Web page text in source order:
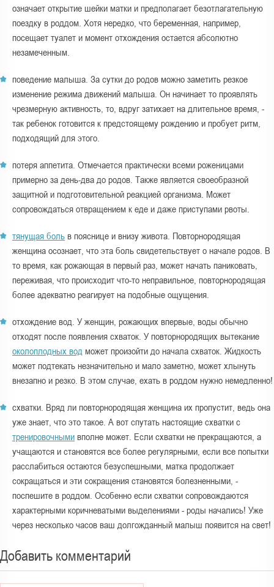
означает открытие шейки матки и предполагает безотлагательную
поездку в роддом. Хотя нередко, что беременная, например,
посещает туалет и момент отхождения остается абсолютно
незамеченным.
поведение малыша. За сутки до родов можно заметить резкое
изменение режима движений малыша. Он начинает то проявлять
чрезмерную активность, то, вдруг затихает на длительное время, -
так ребенок готовится к предстоящему рождению и пробует ритм,
подходящий для этого.
потеря аппетита. Отмечается практически всеми роженицами
примерно за день-два до родов. Также является своеобразной
защитной и подготовительной реакцией организма. Может
сопровождаться отвращением к еде и даже приступами рвоты.
тянущая боль в пояснице и внизу живота. Повторнородящая
женщина осознает, что эта боль свидетельствует о начале родов. В
то время, как рожающая в первый раз, может начать паниковать,
переживая, что происходит что-то неправильное, повторнородящая
более адекватно реагирует на подобные ощущения.
отхождение вод. У женщин, рожающих впервые, воды обычно
отходят после появления схваток. У повторнородящих вытекание
околоплодных вод может произойти до начала схваток. Жидкость
может подтекать незначительно и мало заметно, может хлынуть
внезапно и резко. В этом случае, ехать в роддом нужно немедленно!
схватки. Вряд ли повторнородящая женщина их пропустит, ведь она
уже знает, что это такое. А вот спутать настоящие схватки с
тренировочными вполне может. Если схватки не прекращаются, а
учащаются и становятся все более регулярными, если все попытки
расслабиться остаются безуспешными, матка продолжает
сокращаться и эти сокращения становятся болезненными, -
поспешите в роддом. Особенно если схватки сопровождаются
характерными коричневатыми выделениями - роды начались! Уже
через несколько часов ваш долгожданный малыш появится на свет!
Добавить комментарий